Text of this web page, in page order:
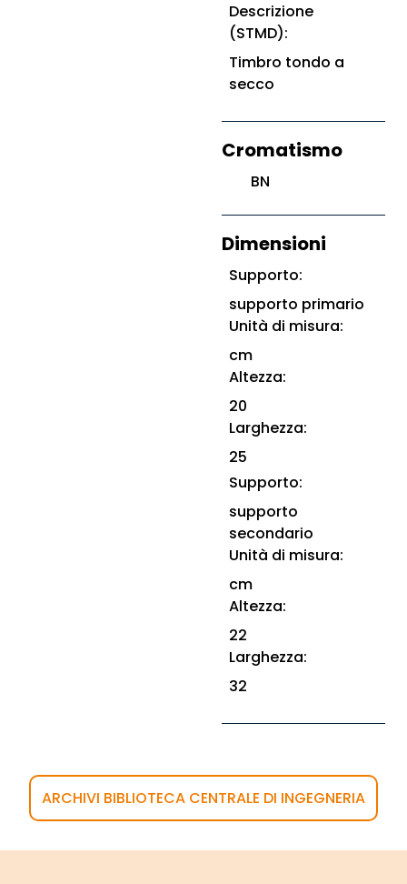
Descrizione
(STMD):
Timbro tondo a
secco
Cromatismo
BN
Dimensioni
Supporto:
supporto primario
Unità di misura:
cm
Altezza:
20
Larghezza:
25
Supporto:
supporto
secondario
Unità di misura:
cm
Altezza:
22
Larghezza:
32
ARCHIVI BIBLIOTECA CENTRALE DI INGEGNERIA